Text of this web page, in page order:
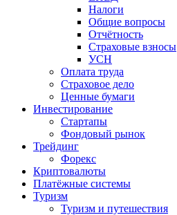
Налоги
Общие вопросы
Отчётность
Страховые взносы
УСН
Оплата труда
Страховое дело
Ценные бумаги
Инвестирование
Стартапы
Фондовый рынок
Трейдинг
Форекс
Криптовалюты
Платёжные системы
Туризм
Туризм и путешествия